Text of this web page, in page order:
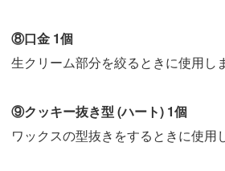
⑧口金 1個
生クリーム部分を絞るときに使用し
⑨クッキー抜き型 (ハート) 1個
ワックスの型抜きをするときに使用